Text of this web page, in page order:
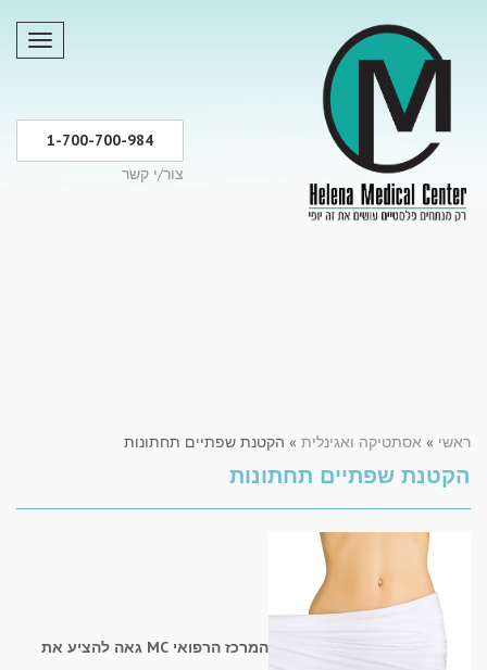
1-700-700-984
צור/י קשר
ראשי » אסתטיקה ואגינלית » הקטנת שפתיים תחתונות
הקטנת שפתיים תחתונות
המרכז הרפואי MC גאה להציע את